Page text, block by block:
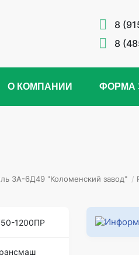
8
8
О КОМПАНИИ ФОРМА
3А-6Д49 "Коломенский завод" /
1200ПР